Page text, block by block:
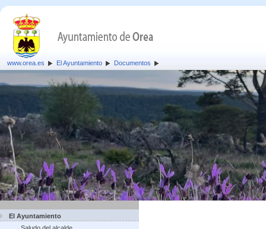
www.orea.es El Ayuntamiento Documentos
El Ayuntamiento